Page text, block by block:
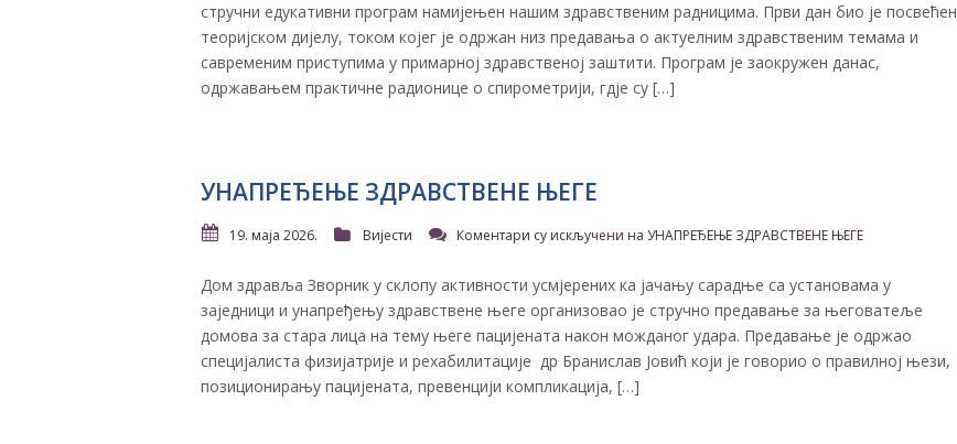
стручни едукативни програм намијењен нашим здравственим радницима. Први дан био је посвећен
теоријском дијелу, током којег је одржан низ предавања о актуелним здравственим темама и
савременим приступима у примарној здравственој заштити. Програм је заокружен данас,
одржавањем практичне радионице о спирометрији, гд‌је су […]
УНАПРЕЂЕЊЕ ЗДРАВСТВЕНЕ ЊЕГЕ
19. маја 2026. Вијести Коментари су искључени на УНАПРЕЂЕЊЕ ЗДРАВСТВЕНЕ ЊЕГЕ
Дом здравља Зворник у склопу активности усмјерених ка јачању сарадње са установама у
заједници и унапређењу здравствене његе организовао је стручно предавање за његоватеље
домова за стара лица на тему његе пацијената након можданог удара. Предавање је одржао
специјалиста физијатрије и рехабилитације др Бранислав Јовић који је говорио о правилној њези,
позиционирању пацијената, превенцији компликација, […]